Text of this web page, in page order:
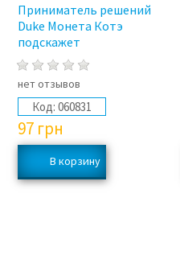
Приниматель решений
Duke Монета Котэ
подскажет
нет отзывов
Код: 060831
97 грн